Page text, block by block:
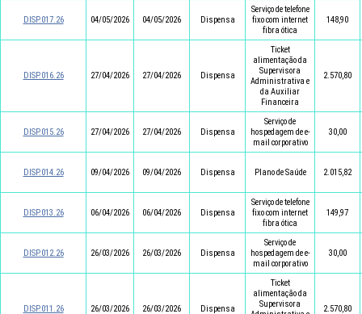
DISP.017.26 04/05/2026 04/05/2026 Dispensa
Serviço de telefone
fixo com internet
fibra ótica
148,90
DISP.016.26 27/04/2026 27/04/2026 Dispensa
Ticket
alimentação da
Supervisora
Administrativa e
da Auxiliar
Financeira
2.570,80
DISP.015.26 27/04/2026 27/04/2026 Dispensa
Serviço de
hospedagem de e-
mail corporativo
30,00
DISP.014.26 09/04/2026 09/04/2026 Dispensa Plano de Saúde 2.015,82
DISP.013.26 06/04/2026 06/04/2026 Dispensa
Serviço de telefone
fixo com internet
fibra ótica
149,97
DISP.012.26 26/03/2026 26/03/2026 Dispensa
Serviço de
hospedagem de e-
mail corporativo
30,00
DISP.011.26 26/03/2026 26/03/2026 Dispensa
Ticket
alimentação da
Supervisora
2.570,80